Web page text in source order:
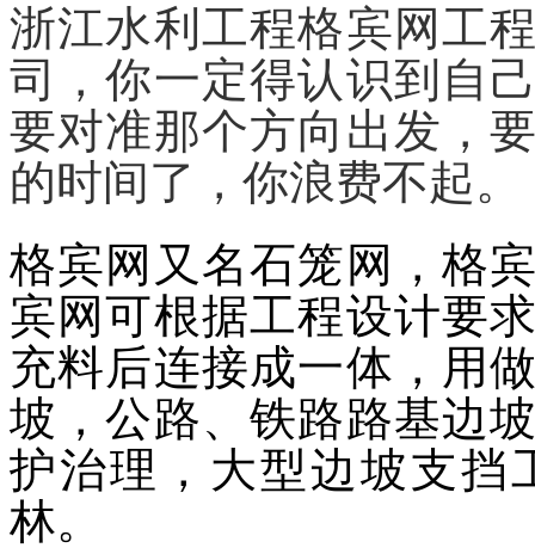
浙江水利工程格宾网工
司，你一定得认识到自
要对准那个方向出发，
的时间了，你浪费不起。
格宾网又名石笼网，格
宾网可根据工程设计要
充料后连接成一体，用
坡，公路、铁路路基边
护治理，大型边坡支挡
林。